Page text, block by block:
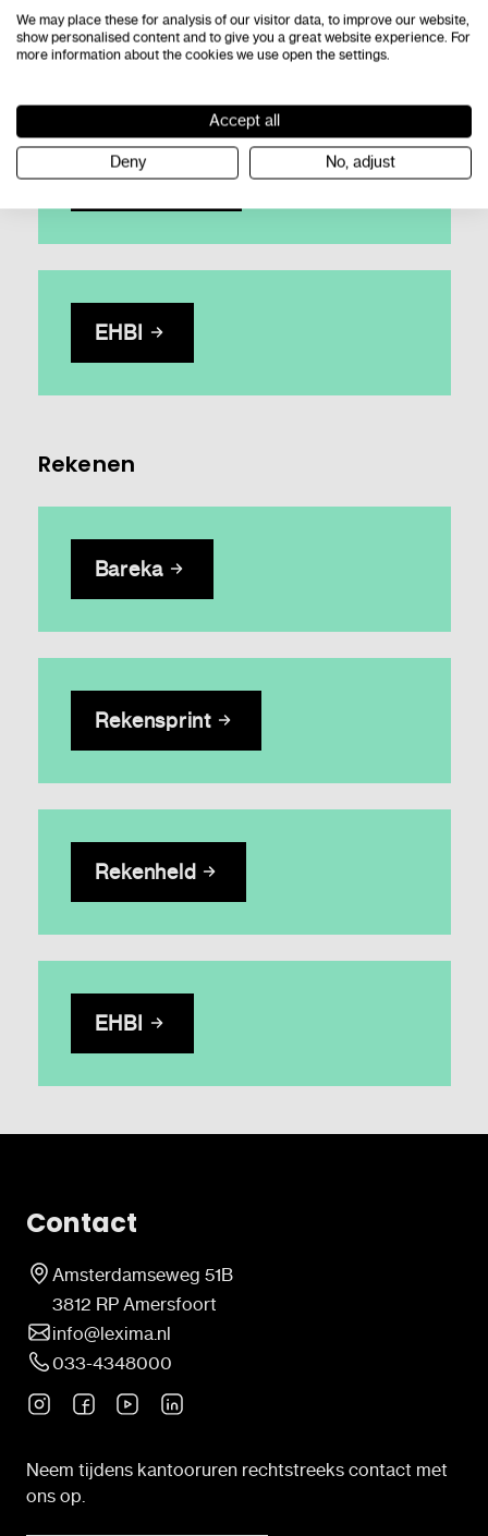
Dexlex
Letterster
EHBI
Rekenen
Bareka
Rekensprint
Rekenheld
EHBI
Contact
Amsterdamseweg 51B
3812 RP Amersfoort
info@lexima.nl
033-4348000
Neem tijdens kantooruren rechtstreeks contact met
ons op.
We may place these for analysis of our visitor data, to improve our website,
show personalised content and to give you a great website experience. For
more information about the cookies we use open the settings.
Accept all
Deny No, adjust